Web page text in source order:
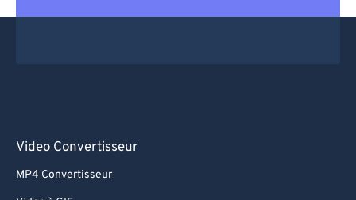
Video Convertisseur
MP4 Convertisseur